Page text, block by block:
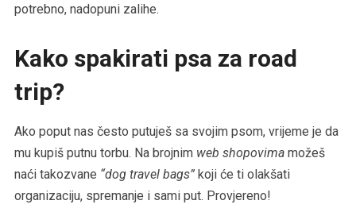
potrebno, nadopuni zalihe.
Kako spakirati psa za road
trip?
Ako poput nas često putuješ sa svojim psom, vrijeme je da
mu kupiš putnu torbu. Na brojnim web shopovimamožeš
naći takozvane “dog travel bags”koji će ti olakšati
organizaciju, spremanje i sami put. Provjereno!